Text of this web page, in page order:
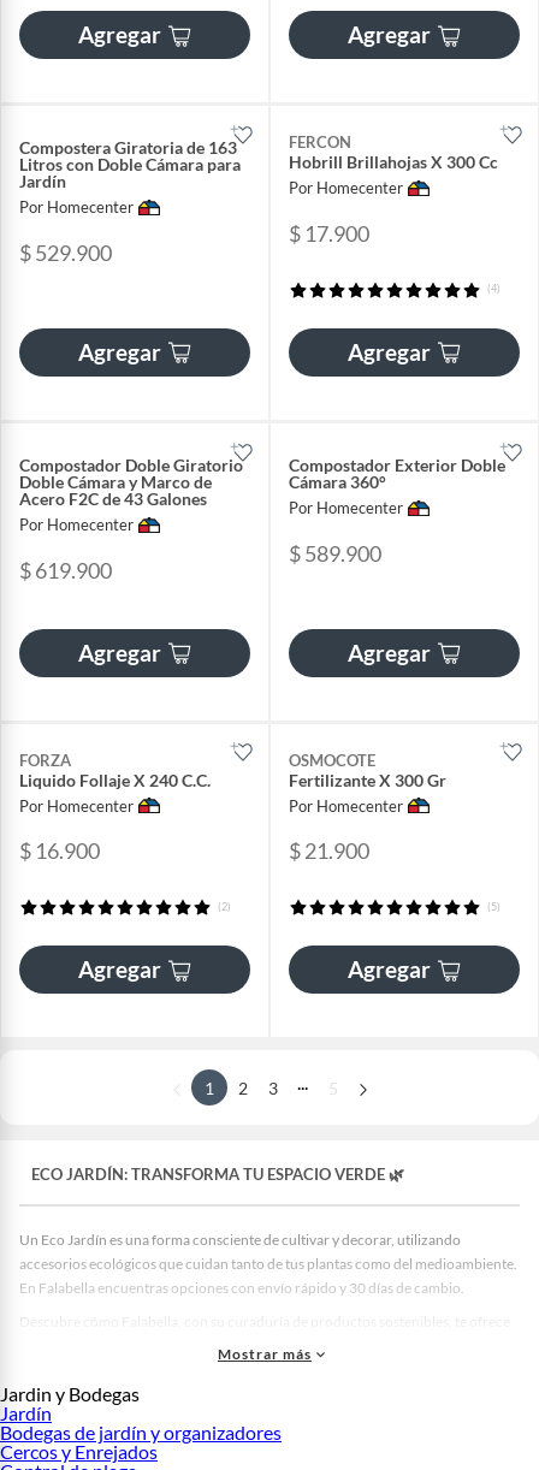
Agregar Agregar
Compostera Giratoria de 163
Litros con Doble Cámara para
Jardín
Por Homecenter
$ 529.900
Agregar
FERCON
Hobrill Brillahojas X 300 Cc
Por Homecenter
$ 17.900
(4)
Agregar
Compostador Doble Giratorio
Doble Cámara y Marco de
Acero F2C de 43 Galones
Por Homecenter
$ 619.900
Agregar
Compostador Exterior Doble
Cámara 360°
Por Homecenter
$ 589.900
Agregar
FORZA
Liquido Follaje X 240 C.C.
Por Homecenter
$ 16.900
(2)
Agregar
OSMOCOTE
Fertilizante X 300 Gr
Por Homecenter
$ 21.900
(5)
Agregar
1 2 3 5
ECO JARDÍN: TRANSFORMA TU ESPACIO VERDE 🌿
Un Eco Jardín es una forma consciente de cultivar y decorar, utilizando
accesorios ecológicos que cuidan tanto de tus plantas como del medioambiente.
En Falabella encuentras opciones con envío rápido y 30 días de cambio.
Descubre cómo Falabella, con su curaduría de productos sostenibles, te ofrece
posibilidades para crear tu propio paraíso natural en casa, asegurando las
Beneficios de un Eco Jardín en casa 🏆
Un Eco Jardín no solo es estéticamente atractivo sino que también ofrece
beneficios concretos, como la mejora de la calidad del aire y la creación de un
Mostrar más
Jardin y Bodegas
Jardín
Bodegas de jardín y organizadores
Cercos y Enrejados